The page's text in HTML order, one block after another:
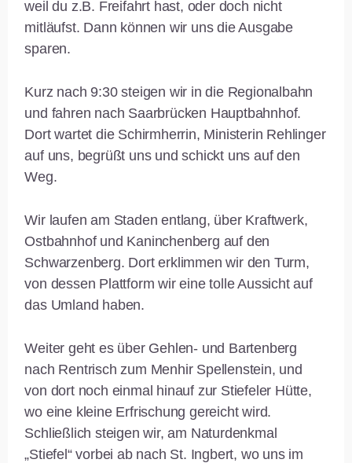
weil du z.B. Freifahrt hast, oder doch nicht
mitläufst. Dann können wir uns die Ausgabe
sparen.
Kurz nach 9:30 steigen wir in die Regionalbahn
und fahren nach Saarbrücken Hauptbahnhof.
Dort wartet die Schirmherrin, Ministerin Rehlinger
auf uns, begrüßt uns und schickt uns auf den
Weg.
Wir laufen am Staden entlang, über Kraftwerk,
Ostbahnhof und Kaninchenberg auf den
Schwarzenberg. Dort erklimmen wir den Turm,
von dessen Plattform wir eine tolle Aussicht auf
das Umland haben.
Weiter geht es über Gehlen- und Bartenberg
nach Rentrisch zum Menhir Spellenstein, und
von dort noch einmal hinauf zur Stiefeler Hütte,
wo eine kleine Erfrischung gereicht wird.
Schließlich steigen wir, am Naturdenkmal
„Stiefel“ vorbei ab nach St. Ingbert, wo uns im